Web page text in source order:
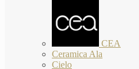
CEA
Ceramica Ala
Cielo